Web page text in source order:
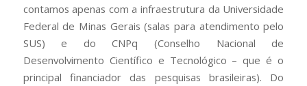
contamos apenas com a infraestrutura da Universidade
Federal de Minas Gerais (salas para atendimento pelo
SUS) e do CNPq (Conselho Nacional de
Desenvolvimento Científico e Tecnológico – que é o
principal financiador das pesquisas brasileiras). Do